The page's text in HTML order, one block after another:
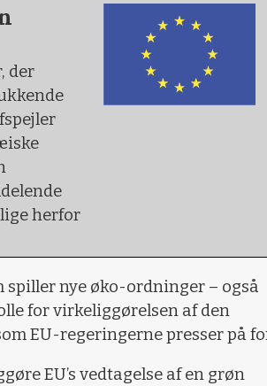
der
herfor
nye øko-ordninger – også
for virkeliggørelsen af den
EU-regeringerne presser på
EU’s vedtagelse af en grøn